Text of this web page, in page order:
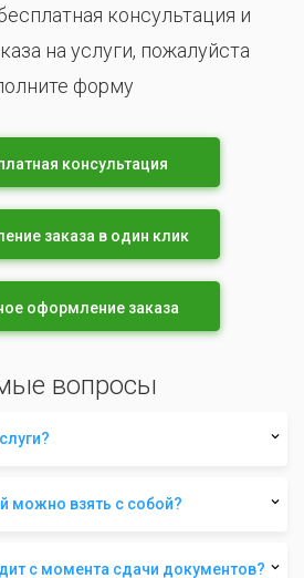
консультация и
на услуги, пожалуйста
форму
консультация
заказа в один клик
оформление заказа
вопросы
можно взять с собой?
с момента сдачи документов?